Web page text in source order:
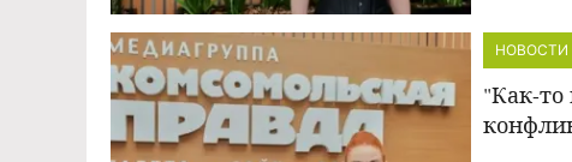
НОВОСТИ
"Как-то